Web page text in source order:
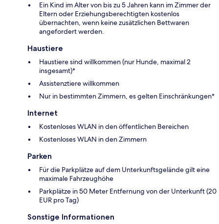
Ein Kind im Alter von bis zu 5 Jahren kann im Zimmer der
Eltern oder Erziehungsberechtigten kostenlos
übernachten, wenn keine zusätzlichen Bettwaren
angefordert werden.
Haustiere
Haustiere sind willkommen (nur Hunde, maximal 2
insgesamt)*
Assistenztiere willkommen
Nur in bestimmten Zimmern, es gelten Einschränkungen*
Internet
Kostenloses WLAN in den öffentlichen Bereichen
Kostenloses WLAN in den Zimmern
Parken
Für die Parkplätze auf dem Unterkunftsgelände gilt eine
maximale Fahrzeughöhe
Parkplätze in 50 Meter Entfernung von der Unterkunft (20
EUR pro Tag)
Sonstige Informationen